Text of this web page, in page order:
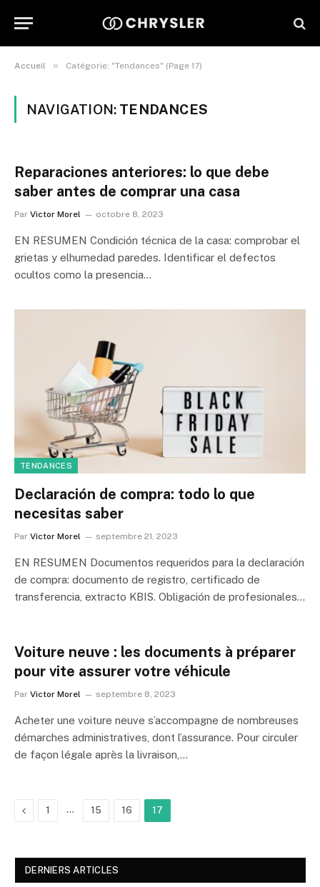
Accueil » Catégorie: "Tendances" (Page 17)
NAVIGATION: TENDANCES
Reparaciones anteriores: lo que debe
saber antes de comprar una casa
Par Victor Morel octobre 8, 2023
EN RESUMEN Condición técnica de la casa: comprobar el
grietas y elhumedad paredes. Identificar el defectos
ocultos como la presencia…
TENDANCES
Declaración de compra: todo lo que
necesitas saber
Par Victor Morel septembre 21, 2023
EN RESUMEN Documentos requeridos para la declaración
de compra: documento de registro, certificado de
transferencia, extracto KBIS. Obligación de profesionales…
Voiture neuve : les documents à préparer
pour vite assurer votre véhicule
Par Victor Morel septembre 8, 2023
Acheter une voiture neuve s’accompagne de nombreuses
démarches administratives, dont l’assurance. Pour circuler
de façon légale après la livraison,…
Précédent
1 … 15 16 17
DERNIERS ARTICLES